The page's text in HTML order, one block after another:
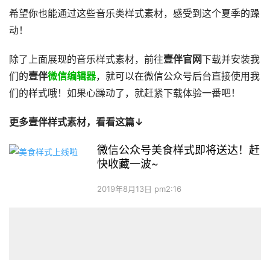
希望你也能通过这些音乐类样式素材，感受到这个夏季的躁
动！
除了上面展现的音乐样式素材，前往壹伴官网下载并安装我
们的壹伴微信编辑器，就可以在微信公众号后台直接使用我
们的样式哦！如果心躁动了，就赶紧下载体验一番吧！
更多壹伴样式素材，看看这篇↓